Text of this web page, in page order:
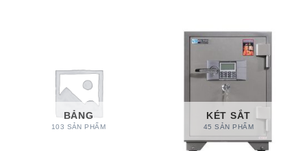
BẢNG
103 SẢN PHẨM
KÉT SẮT
45 SẢN PHẨM